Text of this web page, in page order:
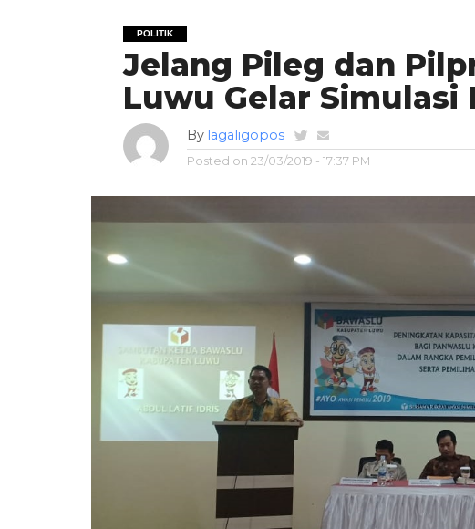
POLITIK
Jelang Pileg dan
Luwu Gelar Simulasi
By lagaligopos
Posted on 23/03/2019 - 17:37 PM